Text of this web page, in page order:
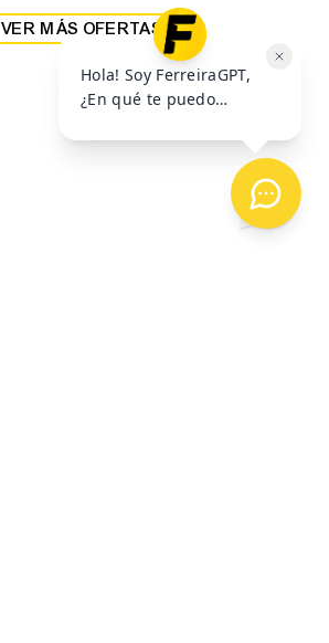
VER MÁS OFERTAS